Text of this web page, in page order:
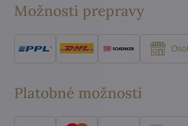
Možnosti prepravy
Platobné možnosti